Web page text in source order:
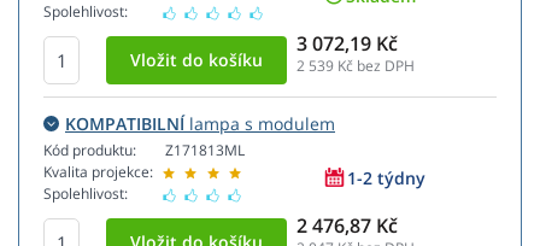
Spolehlivost:
3 072,19 Kč
2 539 Kč bez DPH
KOMPATIBILNÍlampa s modulem
Kód produktu:
Kvalita projekce:
Spolehlivost:
Z171813ML
1-2 týdny
2 476,87 Kč